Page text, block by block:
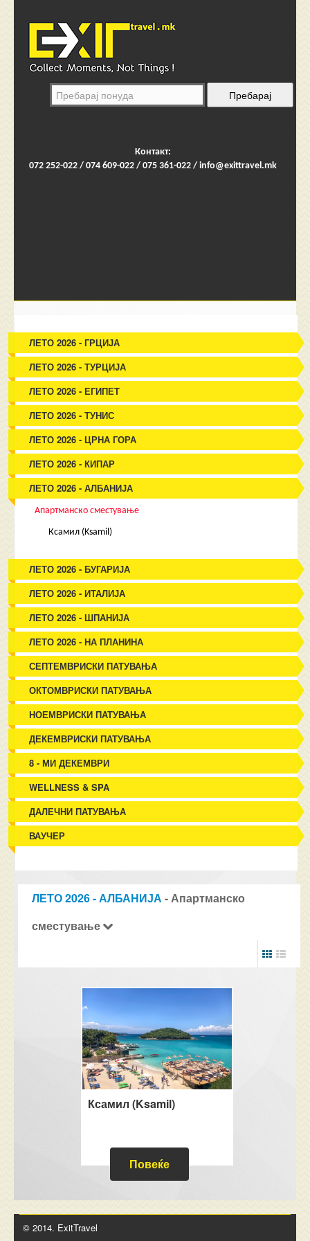
Контакт:
072 252-022 / 074 609-022 / 075 361-022 / info@exittravel.mk
ЛЕТО 2026 - ГРЦИЈА
ЛЕТО 2026 - ТУРЦИЈА
ЛЕТО 2026 - ЕГИПЕТ
ЛЕТО 2026 - ТУНИС
ЛЕТО 2026 - ЦРНА ГОРА
ЛЕТО 2026 - КИПАР
ЛЕТО 2026 - АЛБАНИЈА
Апартманско сместување
Ксамил (Ksamil)
ЛЕТО 2026 - БУГАРИЈА
ЛЕТО 2026 - ИТАЛИЈА
ЛЕТО 2026 - ШПАНИЈА
ЛЕТО 2026 - НА ПЛАНИНА
СЕПТЕМВРИСКИ ПАТУВАЊА
ОКТОМВРИСКИ ПАТУВАЊА
НОЕМВРИСКИ ПАТУВАЊА
ДЕКЕМВРИСКИ ПАТУВАЊА
8 - МИ ДЕКЕМВРИ
WELLNESS & SPA
ДАЛЕЧНИ ПАТУВАЊА
ВАУЧЕР
ЛЕТО 2026 - АЛБАНИЈА - Апартманско
сместување
Ксамил (Ksamil)
Повеќе
© 2014. ExitTravel